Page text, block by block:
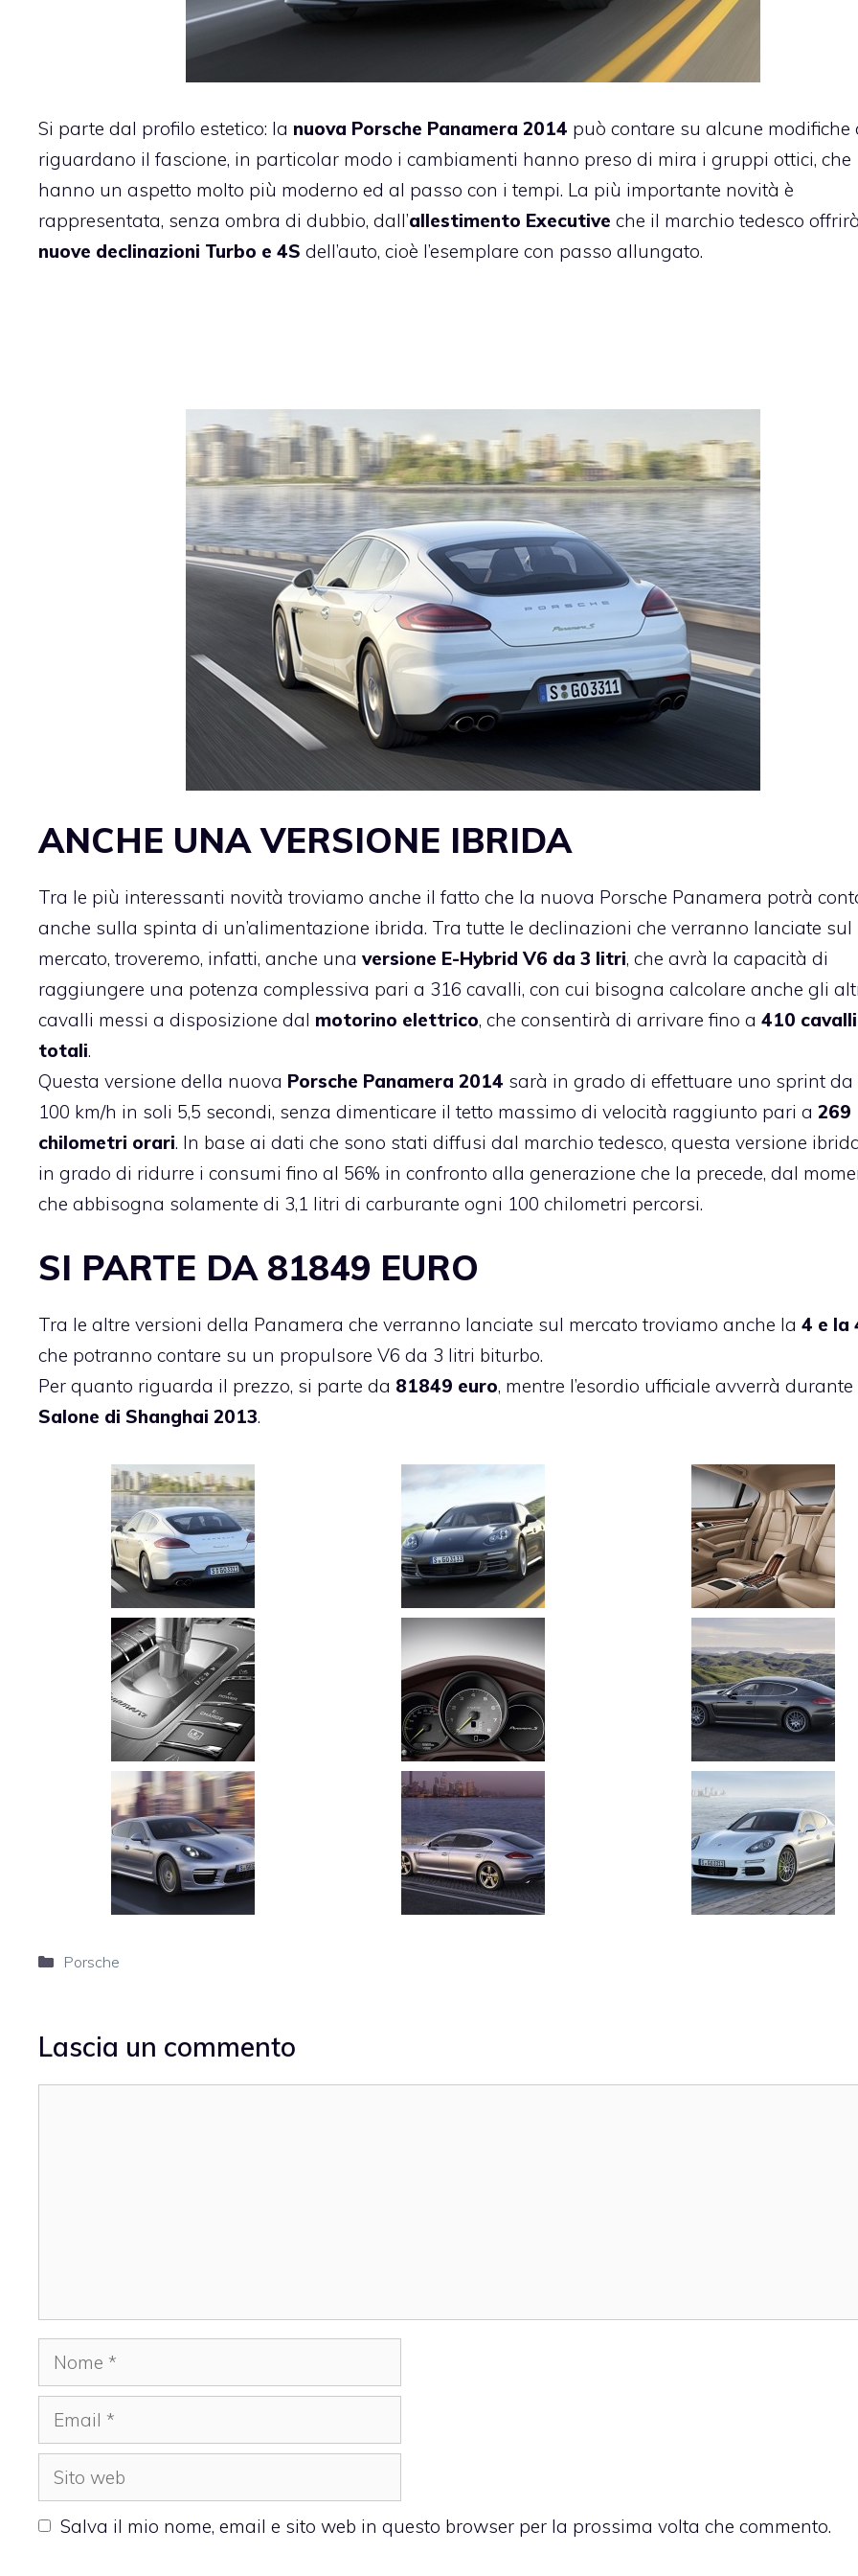
Si parte dal profilo estetico: la nuova Porsche Panamera 2014 può contare su alcune modifiche
riguardano il fascione, in particolar modo i cambiamenti hanno preso di mira i gruppi ottici, che
hanno un aspetto molto più moderno ed al passo con i tempi. La più importante novità è
rappresentata, senza ombra di dubbio, dall’allestimento Executive che il marchio tedesco
nuove declinazioni Turbo e 4S dell’auto, cioè l’esemplare con passo allungato.
ANCHE UNA VERSIONE IBRIDA
Tra le più interessanti novità troviamo anche il fatto che la nuova Porsche Panamera potrà
anche sulla spinta di un’alimentazione ibrida. Tra tutte le declinazioni che verranno lanciate sul
mercato, troveremo, infatti, anche una versione E-Hybrid V6 da 3 litri, che avrà la capacità di
raggiungere una potenza complessiva pari a 316 cavalli, con cui bisogna calcolare anche gli
cavalli messi a disposizione dal motorino elettrico, che consentirà di arrivare fino a 410 cavalli
totali.
Questa versione della nuova Porsche Panamera 2014 sarà in grado di effettuare uno sprint da
100 km/h in soli 5,5 secondi, senza dimenticare il tetto massimo di velocità raggiunto pari a 269
chilometri orari. In base ai dati che sono stati diffusi dal marchio tedesco, questa versione
in grado di ridurre i consumi fino al 56% in confronto alla generazione che la precede, dal
che abbisogna solamente di 3,1 litri di carburante ogni 100 chilometri percorsi.
SI PARTE DA 81849 EURO
Tra le altre versioni della Panamera che verranno lanciate sul mercato troviamo anche la 4 e la
che potranno contare su un propulsore V6 da 3 litri biturbo.
Per quanto riguarda il prezzo, si parte da 81849 euro, mentre l’esordio ufficiale avverrà durante
Salone di Shanghai 2013.
Categorie
Porsche
Lascia un commento
Nome
Email
Sito
web
Salva il mio nome, email e sito web in questo browser per la prossima volta che commento.